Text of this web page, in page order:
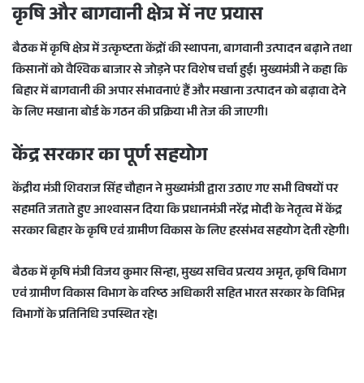
कृषि और बागवानी क्षेत्र में नए प्रयास
बैठक में कृषि क्षेत्र में उत्कृष्टता केंद्रों की स्थापना, बागवानी उत्पादन बढ़ाने तथा
किसानों को वैश्विक बाजार से जोड़ने पर विशेष चर्चा हुई। मुख्यमंत्री ने कहा कि
बिहार में बागवानी की अपार संभावनाएं हैं और मखाना उत्पादन को बढ़ावा देने
के लिएमखाना बोर्डके गठन की प्रक्रिया भी तेज की जाएगी।
केंद्र सरकार का पूर्ण सहयोग
केंद्रीय मंत्रीशिवराज सिंह चौहानने मुख्यमंत्री द्वारा उठाए गए सभी विषयों पर
सहमति जताते हुए आश्वासन दिया कि प्रधानमंत्रीनरेंद्र मोदीके नेतृत्व में केंद्र
सरकार बिहार के कृषि एवं ग्रामीण विकास के लिए हरसंभव सहयोग देती रहेगी।
बैठक में कृषि मंत्रीविजय कुमार सिन्हा, मुख्य सचिवप्रत्यय अमृत, कृषि विभाग
एवं ग्रामीण विकास विभाग के वरिष्ठ अधिकारी सहित भारत सरकार के विभिन्न
विभागों के प्रतिनिधि उपस्थित रहे।